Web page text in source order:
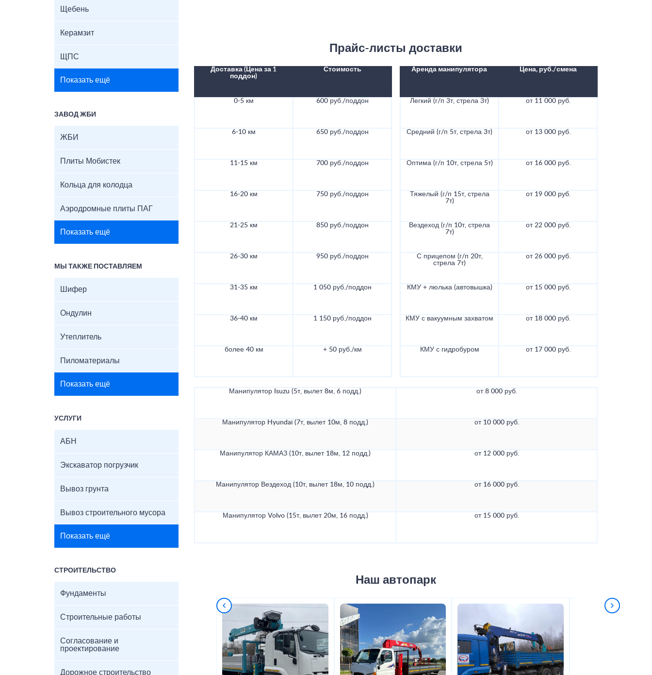
Щебень
Керамзит
ЩПС
Показать ещё
ЗАВОД ЖБИ
ЖБИ
Плиты Мобистек
Кольца для колодца
Аэродромные плиты ПАГ
Показать ещё
МЫ ТАКЖЕ ПОСТАВЛЯЕМ
Шифер
Ондулин
Утеплитель
Пиломатериалы
Показать ещё
УСЛУГИ
АБН
Экскаватор погрузчик
Вывоз грунта
Вывоз строительного мусора
Показать ещё
СТРОИТЕЛЬСТВО
Фундаменты
Строительные работы
Согласование и
проектирование
Дорожное строительство
Прайс-листы доставки
Доставка (Цена за 1
поддон)
Стоимость
0-5 км 600 руб./поддон
6-10 км 650 руб./поддон
11-15 км 700 руб./поддон
16-20 км 750 руб./поддон
21-25 км 850 руб./поддон
26-30 км 950 руб./поддон
31-35 км 1 050 руб./поддон
36-40 км 1 150 руб./поддон
более 40 км + 50 руб./км
Аренда манипулятора Цена, руб./смена
Легкий (г/п 3т, стрела 3т) от 11 000 руб.
Средний (г/п 5т, стрела 3т) от 13 000 руб.
Оптима (г/п 10т, стрела 5т) от 16 000 руб.
Тяжелый (г/п 15т, стрела
7т)
от 19 000 руб.
Вездеход (г/п 10т, стрела
7т)
от 22 000 руб.
С прицепом (г/п 20т,
стрела 7т)
от 26 000 руб.
КМУ + люлька (автовышка) от 15 000 руб.
КМУ с вакуумным захватом от 18 000 руб.
КМУ с гидробуром от 17 000 руб.
Манипулятор Isuzu (5т, вылет 8м, 6 подд.) от 8 000 руб.
Манипулятор Hyundai (7т, вылет 10м, 8 подд.) от 10 000 руб.
Манипулятор КАМАЗ (10т, вылет 18м, 12 подд.) от 12 000 руб.
Манипулятор Вездеход (10т, вылет 18м, 10 подд.) от 16 000 руб.
Манипулятор Volvo (15т, вылет 20м, 16 подд.) от 15 000 руб.
Наш автопарк